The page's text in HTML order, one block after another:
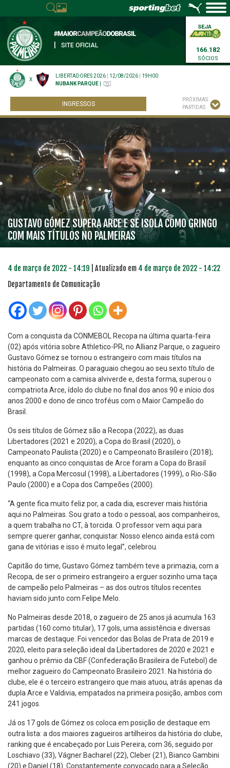
SITE OFICIAL
166.182
SÓCIOS
X
LIBERTADORES 2026 12/08/2026
19H00
NUBANK PARQUE
INGRESSOS
PRÓXIMAS
PARTIDAS
GUSTAVO GÓMEZ SUPERA ARCE E SE ISOLA COMO GRINGO
COM MAIS TÍTULOS NO PALMEIRAS
4 de março de 2022 - 14:19 | Atualizado em 4 de março de 2022 - 14:22
Departamento de Comunicação
Com a conquista da CONMEBOL Recopa na última quarta-feira
(02) após vitória sobre Athletico-PR, no Allianz Parque, o zagueiro
Gustavo Gómez se tornou o estrangeiro com mais títulos na
história do Palmeiras. O paraguaio chegou ao seu sexto título de
campeonato com a camisa alviverde e, desta forma, superou o
compatriota Arce, ídolo do clube no final dos anos 90 e início dos
anos 2000 e dono de cinco troféus com o Maior Campeão do
Brasil.
Os seis títulos de Gómez são a Recopa (2022), as duas
Libertadores (2021 e 2020), a Copa do Brasil (2020), o
Campeonato Paulista (2020) e o Campeonato Brasileiro (2018);
enquanto as cinco conquistas de Arce foram a Copa do Brasil
(1998), a Copa Mercosul (1998), a Libertadores (1999), o Rio-São
Paulo (2000) e a Copa dos Campeões (2000).
“A gente fica muito feliz por, a cada dia, escrever mais história
aqui no Palmeiras. Sou grato a todo o pessoal, aos companheiros,
a quem trabalha no CT, à torcida. O professor vem aqui para
sempre querer ganhar, conquistar. Nosso elenco ainda está com
gana de vitórias e isso é muito legal”, celebrou.
Capitão do time, Gustavo Gómez também teve a primazia, com a
Recopa, de ser o primeiro estrangeiro a erguer sozinho uma taça
de campeão pelo Palmeiras – as dos outros títulos recentes
haviam sido junto com Felipe Melo.
No Palmeiras desde 2018, o zagueiro de 25 anos já acumula 163
partidas (160 como titular), 17 gols, uma assistência e diversas
marcas de destaque. Foi vencedor das Bolas de Prata de 2019 e
2020, eleito para seleção ideal da Libertadores de 2020 e 2021 e
ganhou o prêmio da CBF (Confederação Brasileira de Futebol) de
melhor zagueiro do Campeonato Brasileiro 2021. Na história do
clube, ele é o terceiro estrangeiro que mais atuou, atrás apenas da
dupla Arce e Valdivia, empatados na primeira posição, ambos com
241 jogos.
Já os 17 gols de Gómez os coloca em posição de destaque em
outra lista: a dos maiores zagueiros artilheiros da história do clube,
ranking que é encabeçado por Luis Pereira, com 36, seguido por
Loschiavo (33), Vágner Bacharel (22), Cleber (21), Bianco Gambini
(20) e Daniel (18). Constantemente convocado para a Seleção